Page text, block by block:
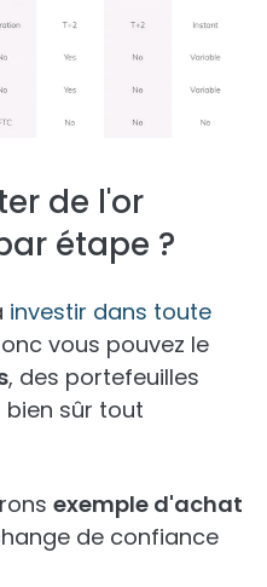
de l'or
étape ?
investir dans toute
vous pouvez le
, des portefeuilles
sûr tout
exemple d'achat
de confiance